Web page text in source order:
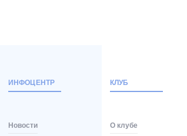
ИНФОЦЕНТР
Новости
КЛУБ
О клубе